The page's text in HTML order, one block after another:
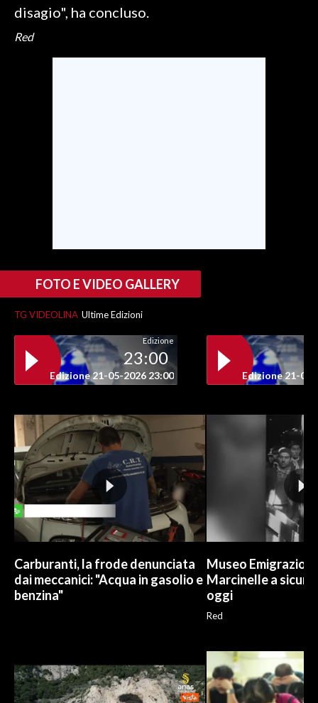
disagio", ha concluso.
Red
FOTO E VIDEO GALLERY
TG VIDEOLINA Ultime Edizioni
Edizione
23:00
Edizione 21-05-2026 23:00 Edizione 21-05-
Carburanti, la frode denunciata
dai meccanici: "Acqua in gasolio e
benzina"
Museo
Marcinelle a
oggi
Red